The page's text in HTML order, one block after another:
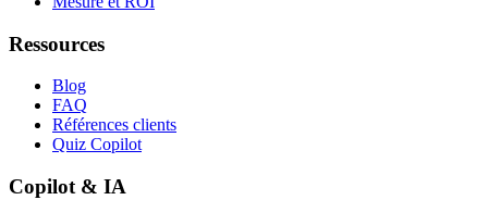
Ressources
Blog
FAQ
Références clients
Quiz Copilot
Copilot & IA